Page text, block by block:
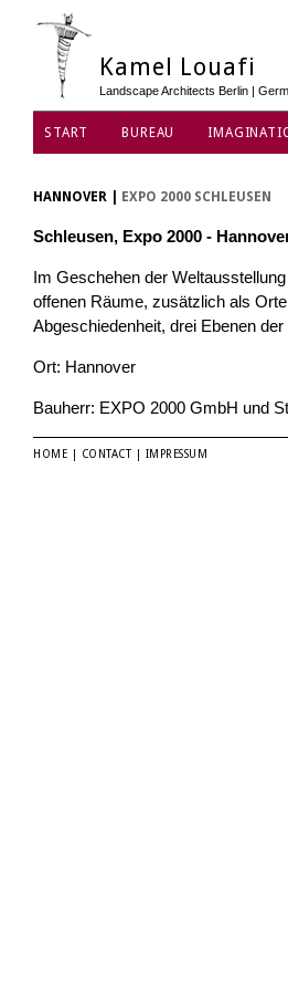
Kamel Louafi
Landscape Architects Berlin |
START BUREAU
HANNOVER EXPO 2000 SCHLEUSEN
Schleusen, Expo 2000 -
Im Geschehen der
offenen Räume, zusätzlich als
Abgeschiedenheit, drei Ebenen
Ort: Hannover
Bauherr: EXPO 2000 GmbH und
HOME CONTACT IMPRESSUM